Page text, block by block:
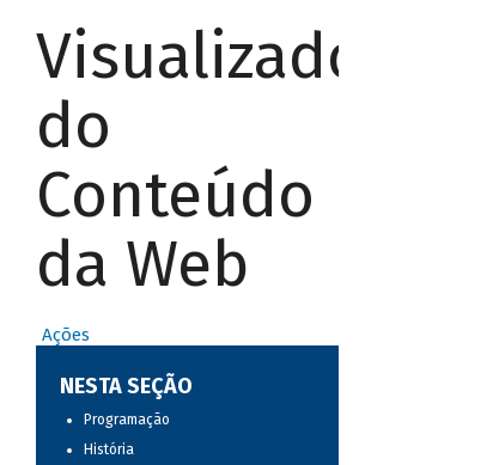
Visualizador
do
Conteúdo
da Web
Ações
NESTA SEÇÃO
Programação
História